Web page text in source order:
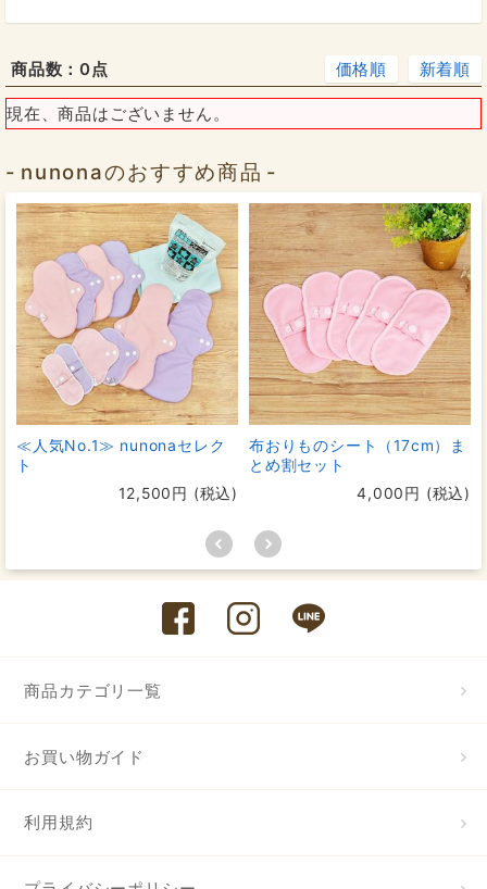
ローズピンク…1枚
商品数：0点 価格順 新着順
現在、商品はございません。
nunonaのおすすめ商品
≪人気No.1≫ nunonaセレク
ト
12,500円 (税込)
布おりものシート（17cm）ま
とめ割セット
4,000円 (税込)
商品カテゴリ一覧
お買い物ガイド
利用規約